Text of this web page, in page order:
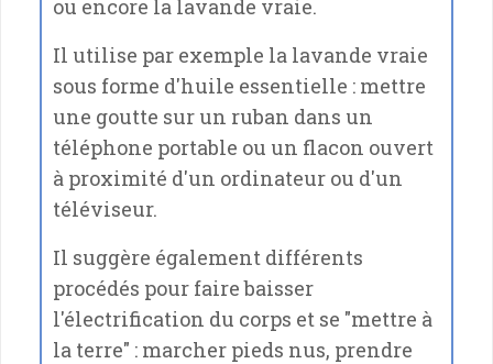
ou encore la lavande vraie.
Il utilise par exemple la lavande vraie
sous forme d'huile essentielle : mettre
une goutte sur un ruban dans un
téléphone portable ou un flacon ouvert
à proximité d'un ordinateur ou d'un
téléviseur.
Il suggère également différents
procédés pour faire baisser
l'électrification du corps et se "mettre à
la terre" : marcher pieds nus, prendre